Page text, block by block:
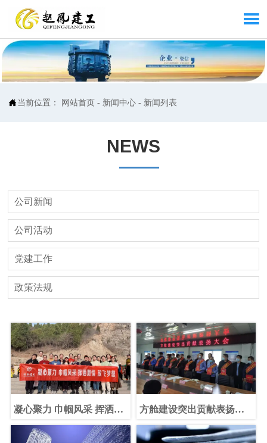

 当前位置： 网站首页 - 新闻中心 - 新闻列表
NEWS
公司新闻
公司活动
党建工作
政策法规
凝心聚力 巾帼风采 挥洒激
方舱建设突出贡献表扬大